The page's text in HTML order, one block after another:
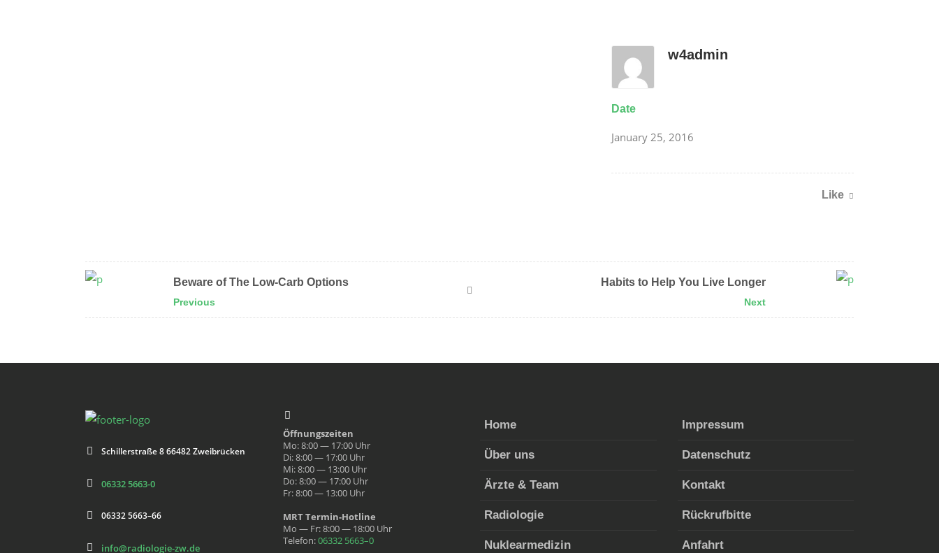
w4admin
Date
January 25, 2016
Like
Beware of The Low-Carb Options
Previous
Habits to Help You Live Longer
Next
Schiller­straße 8 66482 Zweibrück­en
06332 5663-0
06332 5663–66
info@radiologie-zw.de
Öff­nungszeit­en
Mo: 8:00 — 17:00 Uhr
Di: 8:00 — 17:00 Uhr
Mi: 8:00 — 13:00 Uhr
Do: 8:00 — 17:00 Uhr
Fr: 8:00 — 13:00 Uhr
MRT Ter­min-Hot­line
Mo — Fr: 8:00 — 18:00 Uhr
Tele­fon:06332 5663–0
Home
Über uns
Ärzte & Team
Radi­olo­gie
Nuk­learmedi­zin
Impres­sum
Daten­schutz
Kon­takt
Rück­ruf­bitte
Anfahrt